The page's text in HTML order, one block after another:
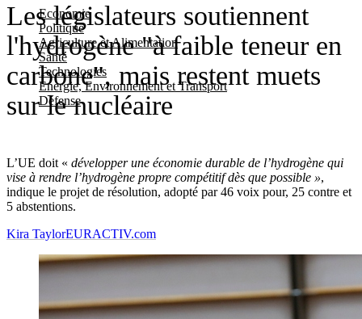
Economie
Politique
Agriculture et Alimentation
Santé
Technologies
Energie, Environnement et Transport
Défense
Les législateurs soutiennent
l'hydrogène "à faible teneur en
carbone", mais restent muets
sur le nucléaire
L’UE doit « développer une économie durable de l’hydrogène qui
vise à rendre l’hydrogène propre compétitif dès que possible »,
indique le projet de résolution, adopté par 46 voix pour, 25 contre et
5 abstentions.
Kira TaylorEURACTIV.com